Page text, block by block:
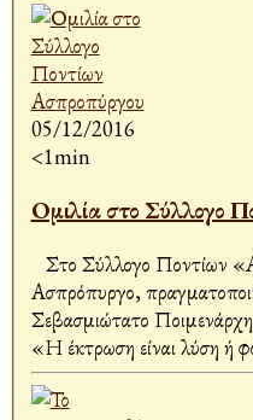
05/12/2016
<1min
Ομιλία στο Σύλλογο
Στο Σύλλογο Ποντίων
Ασπρόπυργο,
Σεβασμιώτατο
«Η έκτρωση είναι λύση ή